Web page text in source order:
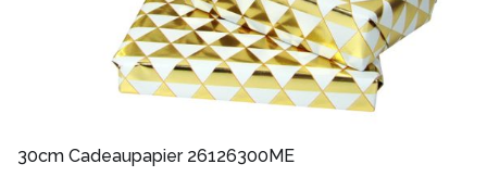
30cm Cadeaupapier 26126300ME